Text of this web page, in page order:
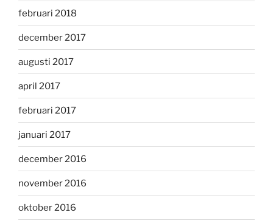
februari 2018
december 2017
augusti 2017
april 2017
februari 2017
januari 2017
december 2016
november 2016
oktober 2016